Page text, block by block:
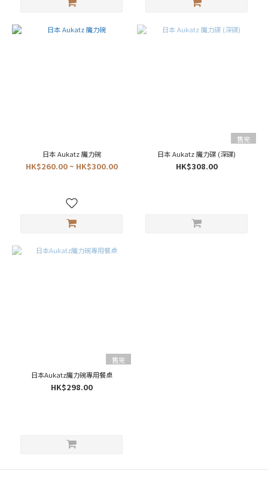
日本 Aukatz 魔力碗
HK$260.00 ~ HK$300.00
售完
日本 Aukatz 魔力碟 (深碟)
HK$308.00
售完
日本Aukatz魔力碗專用餐桌
HK$298.00